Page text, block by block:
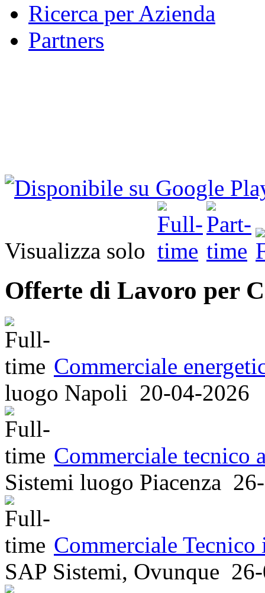
Ricerca per Azienda
Partners
Visualizza solo
Offerte di Lavoro per
Commerciale
luogo Napoli 20-04-2026
Commerciale tecnico
Sistemi luogo Piacenza
Commerciale
SAP Sistemi, Ovunque